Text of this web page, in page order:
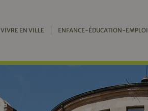
VIVRE EN VILLE ENFANCE-ÉDUCATION-EMPLOI